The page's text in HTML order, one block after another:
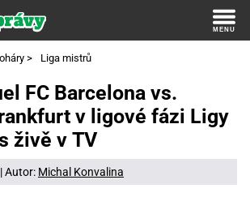
> Liga mistrů
FC Barcelona vs.
v ligové fázi Ligy
živě v TV
Autor: Michal Konvalina